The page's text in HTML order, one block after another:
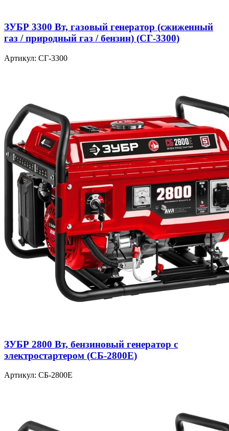
ЗУБР 3300 Вт, газовый генератор (сжиженный
газ / природный газ / бензин) (СГ-3300)
Артикул: СГ-3300
ЗУБР 2800 Вт, бензиновый генератор с
электростартером (СБ-2800Е)
Артикул: СБ-2800Е